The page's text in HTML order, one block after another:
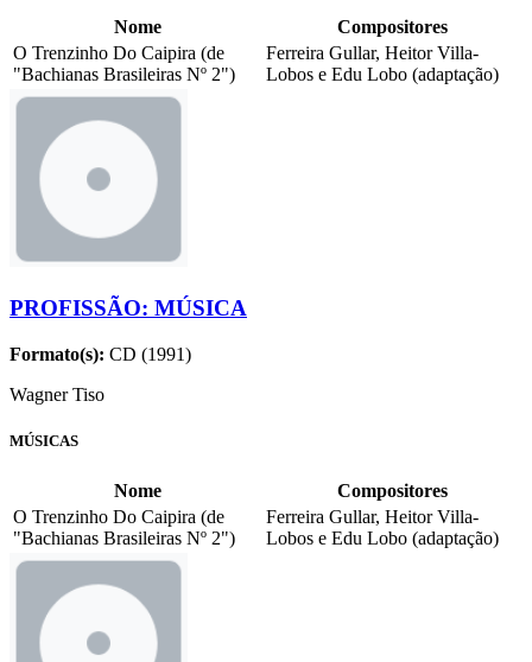
Nome
Compositores
O Trenzinho Do Caipira (de
"Bachianas Brasileiras Nº 2")
Ferreira Gullar, Heitor Villa-
Lobos e Edu Lobo (adaptação)
PROFISSÃO: MÚSICA
Formato(s): CD (1991)
Wagner Tiso
MÚSICAS
Nome
Compositores
O Trenzinho Do Caipira (de
"Bachianas Brasileiras Nº 2")
Ferreira Gullar, Heitor Villa-
Lobos e Edu Lobo (adaptação)